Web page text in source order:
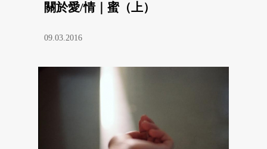
關於愛/情｜蜜（上）
09.03.2016